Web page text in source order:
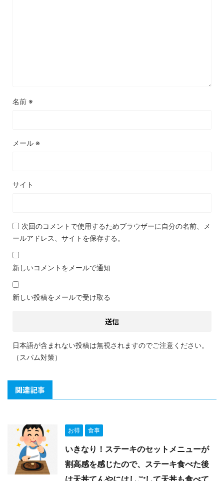
名前 ※
メール ※
サイト
次回のコメントで使用するためブラウザーに自分の名前、メ
ールアドレス、サイトを保存する。
新しいコメントをメールで通知
新しい投稿をメールで受け取る
日本語が含まれない投稿は無視されますのでご注意ください。
（スパム対策）
関連記事
お得 食事
いきなり！ステーキのセットメニューが
割高感を感じたので、ステーキ食べた後